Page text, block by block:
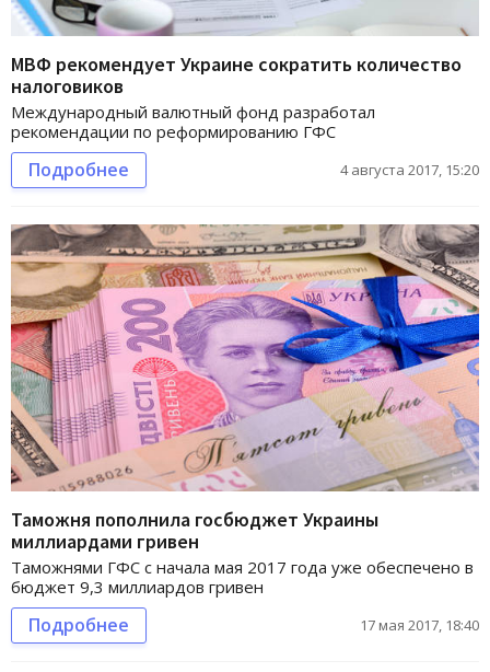
МВФ рекомендует Украине сократить количество
налоговиков
Международный валютный фонд разработал
рекомендации по реформированию ГФС
Подробнее 4 августа 2017, 15:20
Таможня пополнила госбюджет Украины
миллиардами гривен
Таможнями ГФС с начала мая 2017 года уже обеспечено в
бюджет 9,3 миллиардов гривен
Подробнее 17 мая 2017, 18:40